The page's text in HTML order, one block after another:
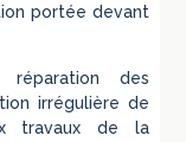
portée devant
réparation des
irrégulière de
travaux de la